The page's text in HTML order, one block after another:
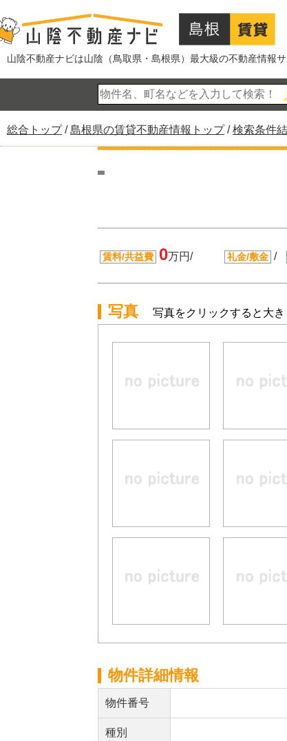
山陰不動産ナビは山陰（鳥取県・島根県）最大級の不動産情報サ
現
在
総合トップ/島根県の賃貸不動産情報トップ/検索条件
賃料/共益費 0万円/ 礼金/敷金 /
写真 写真をクリックすると大き
物件詳細情報
物件番号
種別